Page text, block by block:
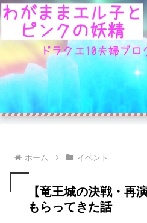
ホーム イベント
【竜王城の決戦・再
もらってきた話